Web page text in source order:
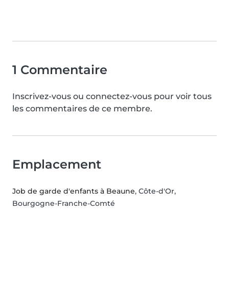
1 Commentaire
Inscrivez-vous ou connectez-vous pour voir tous
les commentaires de ce membre.
Emplacement
Job de garde d'enfants à Beaune, Côte-d'Or,
Bourgogne-Franche-Comté